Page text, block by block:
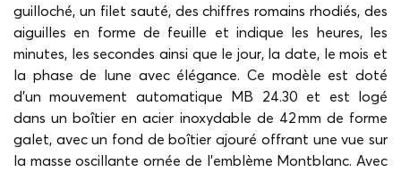
guilloché, un filet sauté, des chiffres romains rhodiés, des
aiguilles en forme de feuille et indique les heures, les
minutes, les secondes ainsi que le jour, la date, le mois et
la phase de lune avec élégance. Ce modèle est doté
d'un mouvement automatique MB 24.30 et est logé
dans un boîtier en acier inoxydable de 42 mm de forme
galet, avec un fond de boîtier ajouré offrant une vue sur
la masse oscillante ornée de l'emblème Montblanc. Avec